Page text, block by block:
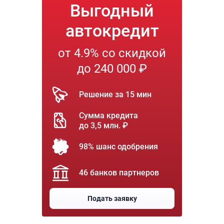
Выгодный
автокредит
от 4.9% со скидкой
до 240 000 ₽
Решение за 15 мин
Сумма кредита
до 3,5 млн. ₽
98% шанс одобрения
46 банков партнеров
Подать заявку